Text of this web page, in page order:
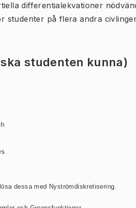
differentialekvationer
studenter på flera andra
studenten kunna)
lösadessa med Nyströmdiskretisering.